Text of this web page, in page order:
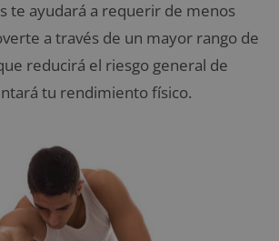
te ayudará a requerir de menos
a través de un mayor rango de
reducirá el riesgo general de
tu rendimiento físico.